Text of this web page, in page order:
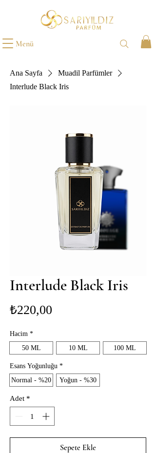
Menü
Ana Sayfa
Muadil Parfümler
Interlude Black Iris
Interlude Black Iris
₺220,00
Hacim *
50 ML
10 ML 100 ML
Esans Yoğunluğu *
Normal - %20
Yoğun - %30
Adet *
Sepete Ekle